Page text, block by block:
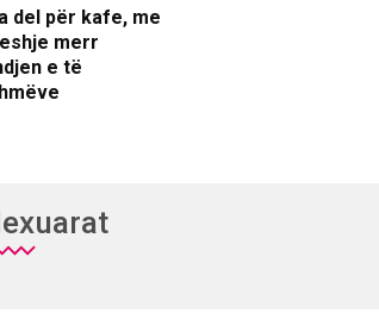
del për kafe, me
merr
e të